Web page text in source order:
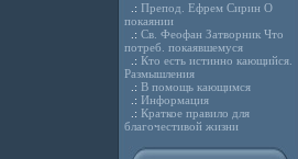
.: Препод. Ефрем Сирин О
покаянии
.: Св. Феофан Затворник Что
потреб. покаявшемуся
.: Кто есть истинно кающийся.
Размышления
.: В помощь кающимся
.: Информация
.: Краткое правило для
благочестивой жизни